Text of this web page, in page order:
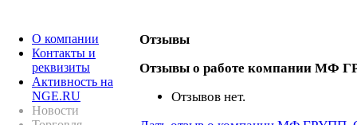
О компании
Контакты и
реквизиты
Активность на
NGE.RU
Новости
Отзывы
Отзывы о работе компании МФ
Отзывов нет.